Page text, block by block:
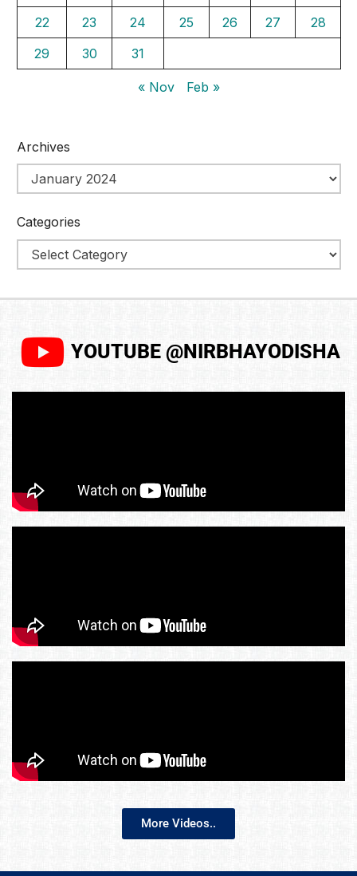
22
23 24 25 26 27
28
29
30 31
« Nov Feb »
Archives
Categories
YOUTUBE @NIRBHAYODISHA
More Videos..